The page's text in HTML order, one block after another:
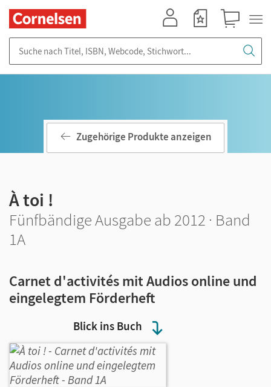
Blick ins Buch
Zugehörige Produkte anzeigen
À toi !
Fünfbändige Ausgabe ab 2012 · Band
1A
Carnet d'activités mit Audios online und
eingelegtem Förderheft